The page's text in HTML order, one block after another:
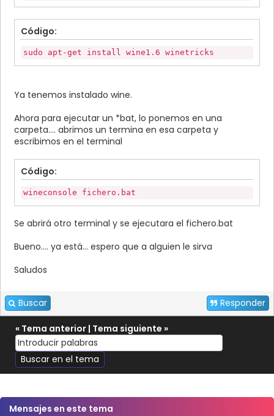
Código:
sudo apt-get install wine1.6 winetricks
Ya tenemos instalado wine.
Ahora para ejecutar un *bat, lo ponemos en una
carpeta.... abrimos un termina en esa carpeta y
escribimos en el terminal
Código:
wineconsole fichero.bat
Se abrirá otro terminal y se ejecutara el fichero.bat
Bueno.... ya está... espero que a alguien le sirva
Saludos
Buscar Responder
« Tema anterior | Tema siguiente »
Mensajes en este tema